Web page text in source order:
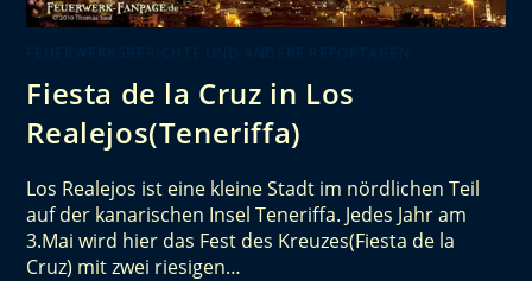
Fiesta de la Cruz in Los
Realejos(Teneriffa)
Los Realejos ist eine kleine Stadt im nördlichen Teil
auf der kanarischen Insel Teneriffa. Jedes Jahr am
3.Mai wird hier das Fest des Kreuzes(Fiesta de la
Cruz) mit zwei riesigen…